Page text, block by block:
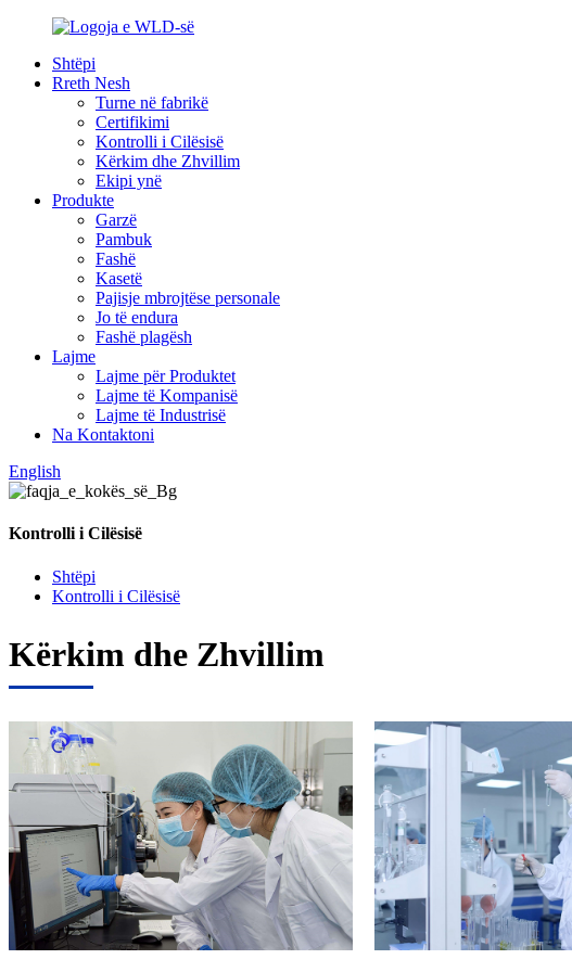
Shtëpi
Rreth Nesh
Turne në fabrikë
Certifikimi
Kontrolli i Cilësisë
Kërkim dhe Zhvillim
Ekipi ynë
Produkte
Garzë
Pambuk
Fashë
Kasetë
Pajisje mbrojtëse personale
Jo të endura
Fashë plagësh
Lajme
Lajme për Produktet
Lajme të Kompanisë
Lajme të Industrisë
Na Kontaktoni
English
Kontrolli i Cilësisë
Shtëpi
Kontrolli i Cilësisë
Kërkim dhe Zhvillim